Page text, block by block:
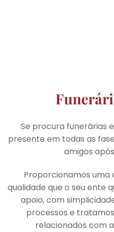
Se procura funerárias
presente em todas as
amigos
Proporcionamos uma
qualidade que o seu ente
apoio, com
processos e
relacionados com